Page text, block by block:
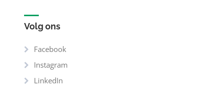
Volg ons
Facebook
Instagram
LinkedIn